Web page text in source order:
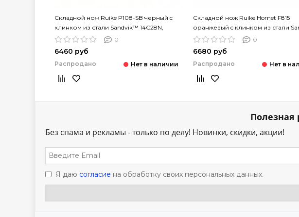
Складной нож Ruike P108-SB черный c
клинком из стали Sandvik™ 14C28N,
рукоять Stainless Steel
0
6460 руб
Распродано
Складной нож Ruike Hornet F815
оранжевый c клинком из стали
14C28N, рукоять G100
6680 руб
Распродано
Полезная
Без спама и рекламы - только по делу! Новинки, скидки, акции!
Я даю согласие на обработку своих персональных данных.